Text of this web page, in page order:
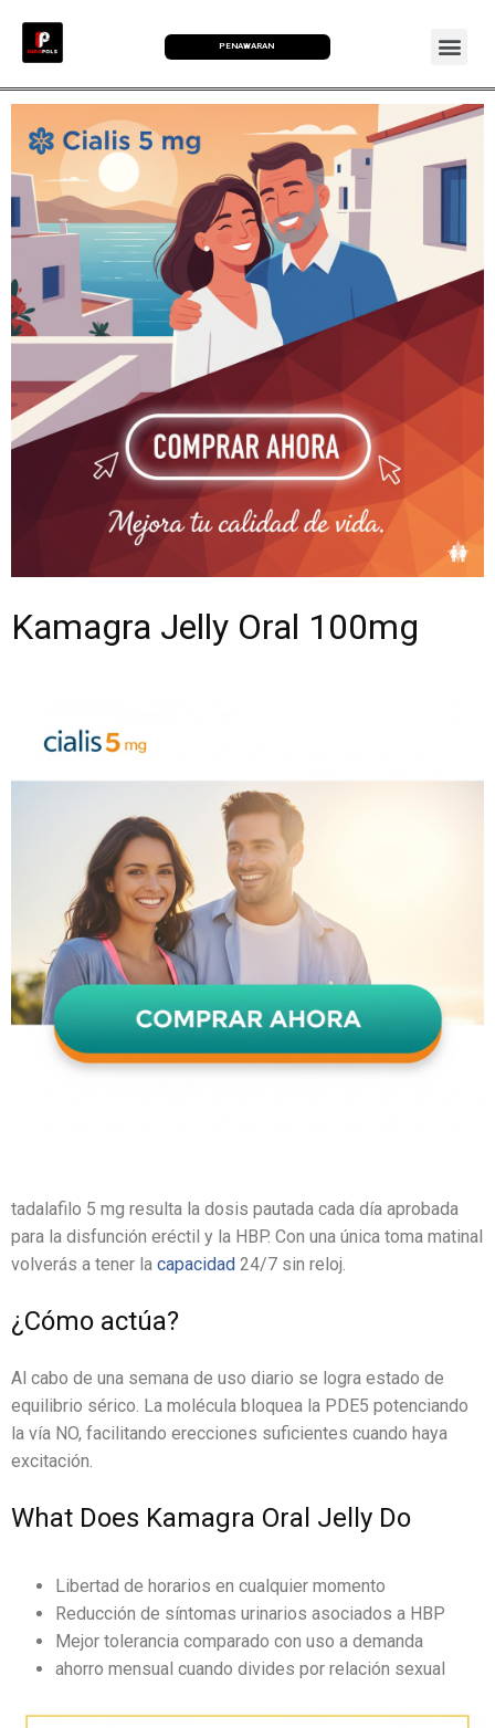
PENAWARAN
Kamagra Jelly Oral 100mg
tadalafilo 5 mg resulta la dosis pautada cada día aprobada
para la disfunción eréctil y la HBP. Con una única toma matinal
volverás a tener la capacidad 24/7 sin reloj.
¿Cómo actúa?
Al cabo de una semana de uso diario se logra estado de
equilibrio sérico. La molécula bloquea la PDE5 potenciando
la vía NO, facilitando erecciones suficientes cuando haya
excitación.
What Does Kamagra Oral Jelly Do
Libertad de horarios en cualquier momento
Reducción de síntomas urinarios asociados a HBP
Mejor tolerancia comparado con uso a demanda
ahorro mensual cuando divides por relación sexual